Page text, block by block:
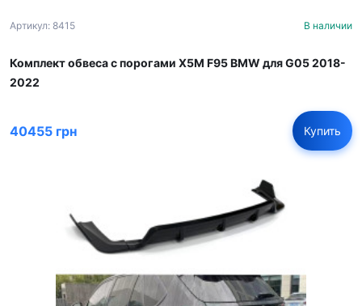
Артикул: 8415 В наличии
Комплект обвеса с порогами X5M F95 BMW для G05 2018-
2022
40455 грн Купить